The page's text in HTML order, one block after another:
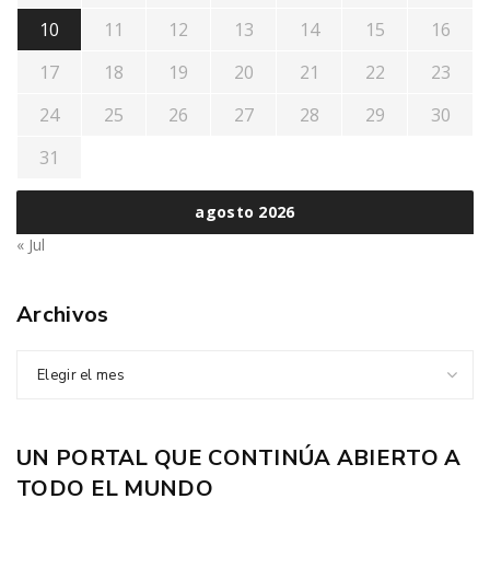
agosto 2026
10
11 12 13 14 15
16
17
18 19 20 21 22
23
24
25 26 27 28 29
30
31
« Jul
Archivos
Elegir el mes
UN PORTAL QUE CONTINÚA ABIERTO A
TODO EL MUNDO